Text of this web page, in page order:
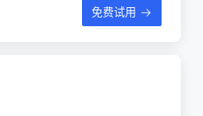
免费试用